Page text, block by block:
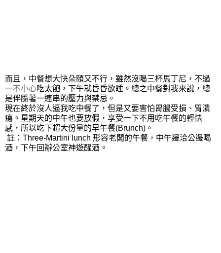
而且，中餐想大快朵頤又不行， 雖然沒喝三杯馬丁尼，不過
一不小心吃太飽，下午就昏昏欲睡。總之中餐對我來說，總
是伴隨著一連串的壓力與禁忌。
現在終於沒人逼我吃中餐了，但是又要害怕胃腸受損、胃潰
瘍。星期天的中午也要放假，享受一下不用吃午餐的輕快
感，所以吃下超大份量的早午餐(Brunch)。
註：Three-Martini lunch 形容老闆的午餐，中午邊洽公邊喝
酒，下午回辦公室神遊醒酒。